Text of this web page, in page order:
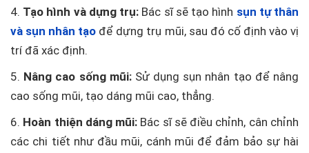
4. Tạo hình và dựng trụ: Bác sĩ sẽ tạo hình sụn tự thân
và sụn nhân tạo để dựng trụ mũi, sau đó cố định vào vị
trí đã xác định.
5. Nâng cao sống mũi:Sử dụng sụn nhân tạo để nâng
cao sống mũi, tạo dáng mũi cao, thẳng.
6. Hoàn thiện dáng mũi: Bác sĩ sẽ điều chỉnh, cân chỉnh
các chi tiết như đầu mũi, cánh mũi để đảm bảo sự hài